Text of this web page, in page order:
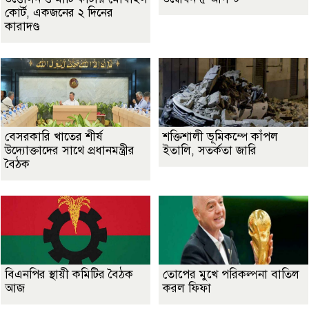
কোর্ট, একজনের ২ দিনের
কারাদণ্ড
বেসরকারি খাতের শীর্ষ
উদ্যোক্তাদের সাথে প্রধানমন্ত্রীর
বৈঠক
শক্তিশালী ভূমিকম্পে কাঁপল
ইতালি, সতর্কতা জারি
বিএনপির স্থায়ী কমিটির বৈঠক
আজ
তোপের মুখে পরিকল্পনা বাতিল
করল ফিফা